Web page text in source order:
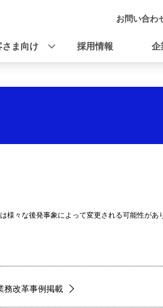
お問い合わ
ま向け 採用情報 企
様々な後発事象によって変更される可能性があ
務改革事例掲載